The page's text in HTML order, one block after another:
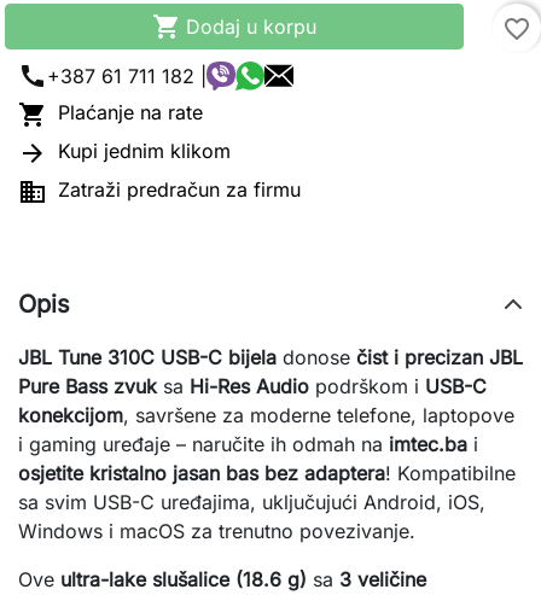
 Dodaj u korpu
favorite_border
call +387 61 711 182 |
 Plaćanje na rate
 Kupi jednim klikom
 Zatraži predračun za firmu
Opis
JBL Tune 310C USB-C bijela donose čist i precizan JBL
Pure Bass zvuk sa Hi-Res Audio podrškom i USB-C
konekcijom, savršene za moderne telefone, laptopove
i gaming uređaje – naručite ih odmah na imtec.ba
osjetite kristalno jasan bas bez adaptera! Kompatibilne
sa svim USB-C uređajima, uključujući Android, iOS,
Windows i macOS za trenutno povezivanje.
Ove ultra-lake slušalice (18.6 g) sa 3 veličine